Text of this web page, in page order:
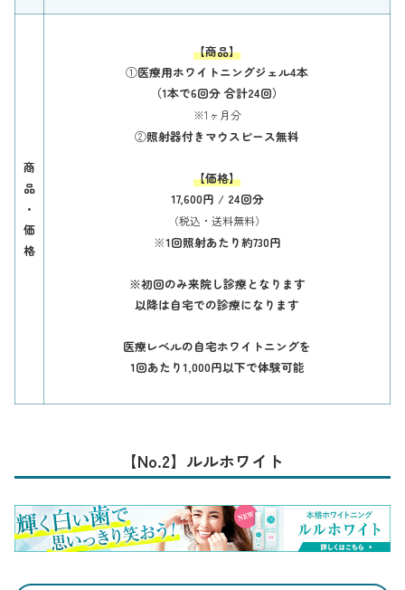
商
品
・
価
格
【商品】
①医療用ホワイトニングジェル4本
（1本で6回分 合計24回）
※1ヶ月分
②照射器付きマウスピース無料
【価格】
17,600円 / 24回分
（税込・送料無料）
※1回照射あたり約730円
※初回のみ来院し診療となります
以降は自宅での診療になります
医療レベルの自宅ホワイトニングを
1回あたり1,000円以下で体験可能
【No.2】ルルホワイト